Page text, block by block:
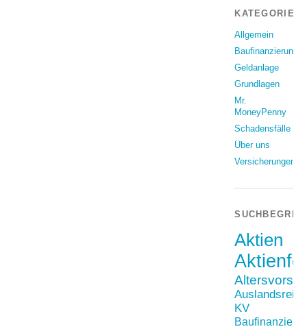
KATEGORIEN
Allgemein
Baufinanzierung
Geldanlage
Grundlagen
Mr.
MoneyPenny
Schadensfälle
Über uns
Versicherungen
Aktien
Auslandsreise
KV